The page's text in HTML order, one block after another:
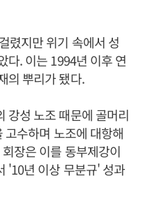
렸지만 위기 속에서 성
다. 이는 1994년 이후 연
의 뿌리가 됐다.
강성 노조 때문에 골머리
수하며 노조에 대항해
장은 이를 동부제강이
'10년 이상 무분규' 성과